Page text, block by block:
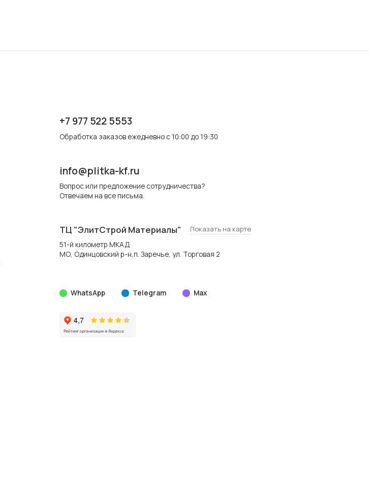
+7 977 522 5553
Обработка заказов ежедневно с 10:00 до 19:30
info@plitka-kf.ru
Вопрос или предложение сотрудничества?
Отвечаем на все письма.
ТЦ "ЭлитСтрой Материалы" Показать на карте
51-й километр МКАД
МО, Одинцовский р-н,п. Заречье, ул. Торговая 2
WhatsApp Telegram Max